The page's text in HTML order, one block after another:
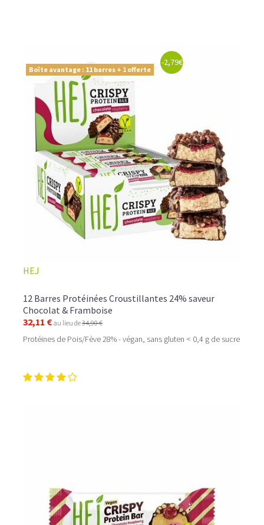
Boîte avantage : 11 barres + 1 offerte
-2,79€
HEJ
12 Barres Protéinées Croustillantes 24% saveur
Chocolat & Framboise
32,11 € au lieu de34,90 €
Protéines de Pois/Fève 28% - végan, sans gluten < 0,4 g de sucre